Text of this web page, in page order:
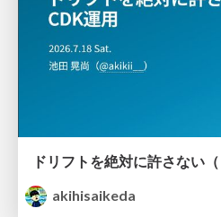
akihisaikeda